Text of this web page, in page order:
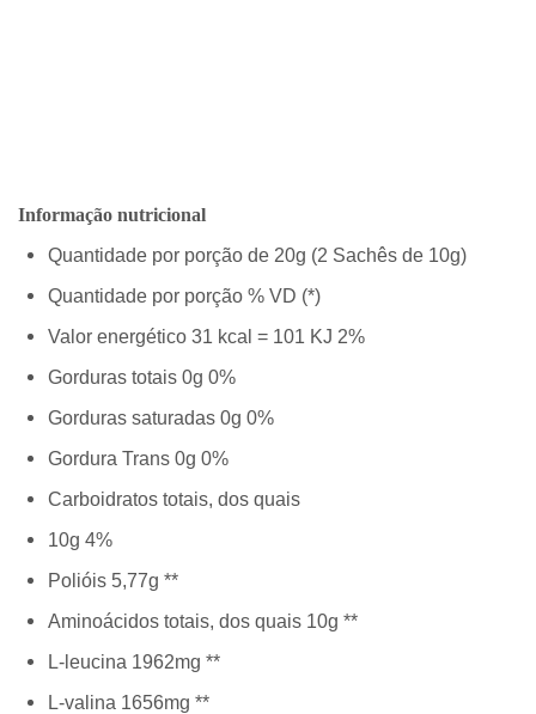
Informação nutricional
Quantidade por porção de 20g (2 Sachês de 10g)
Quantidade por porção % VD (*)
Valor energético 31 kcal = 101 KJ 2%
Gorduras totais 0g 0%
Gorduras saturadas 0g 0%
Gordura Trans 0g 0%
Carboidratos totais, dos quais
10g 4%
Polióis 5,77g **
Aminoácidos totais, dos quais 10g **
L-leucina 1962mg **
L-valina 1656mg **